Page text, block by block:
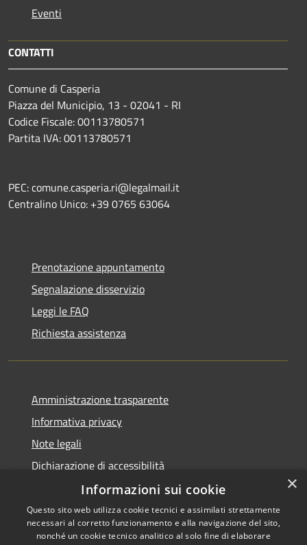
Eventi
CONTATTI
Comune di Casperia
Piazza del Municipio, 13 - 02041 - RI
Codice Fiscale: 00113780571
Partita IVA: 00113780571
PEC: comune.casperia.ri@legalmail.it
Centralino Unico: +39 0765 63064
Prenotazione appuntamento
Segnalazione disservizio
Leggi le FAQ
Richiesta assistenza
Amministrazione trasparente
Informativa privacy
Note legali
Dichiarazione di accessibilità
Copyright © 2026 • Comune di
×
Informazioni sui cookie
Questo sito web utilizza cookie tecnici e assimilati strettamente
necessari al corretto funzionamento e alla navigazione del sito,
nonché un cookie tecnico analitico al solo fine di elaborare